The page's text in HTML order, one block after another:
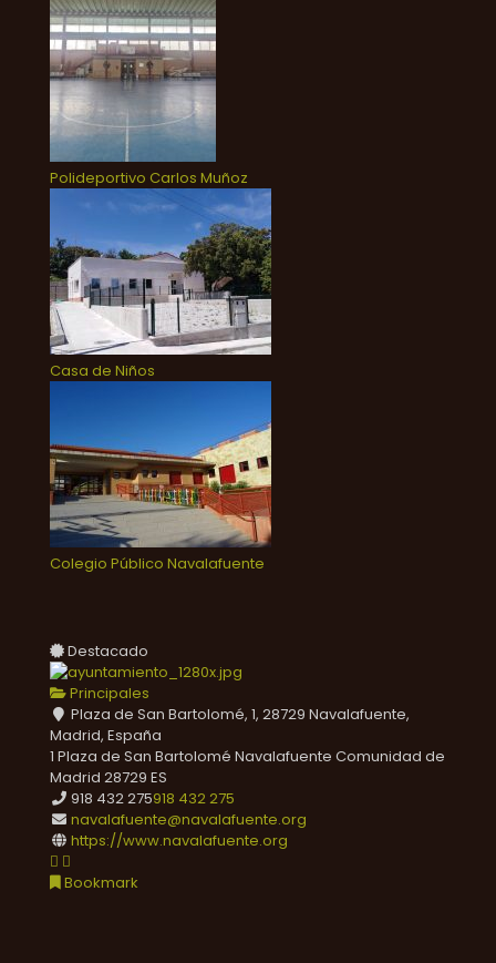
Polideportivo Carlos Muñoz
Casa de Niños
Colegio Público Navalafuente
Destacado
Principales
Plaza de San Bartolomé, 1, 28729 Navalafuente,
Madrid, España
1 Plaza de San Bartolomé Navalafuente Comunidad de
Madrid 28729 ES
918 432 275918 432 275
navalafuente@navalafuente.org
https://www.navalafuente.org
Bookmark